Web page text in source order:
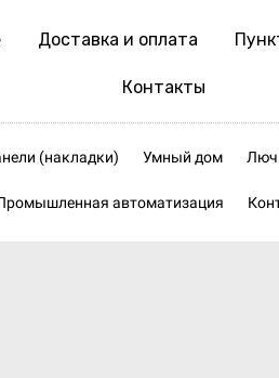
Доставка и оплата
Контакты
(накладки) Умный дом
автоматизация